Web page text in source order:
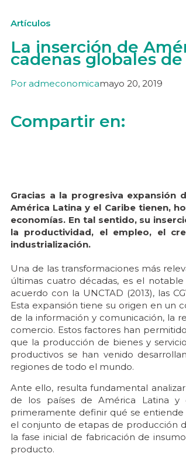
Artículos
La inserción de
cadenas globales
Por admeconomicamayo 20, 2019
Compartir en:
Gracias a la progresiva expansión
América Latina y el Caribe tienen,
economías. En tal sentido, su
la productividad, el empleo, el
industrialización.
Una de las transformaciones más
últimas cuatro décadas, es el
acuerdo con la UNCTAD (2013), las
Esta expansión tiene su origen en un
de la información y comunicación, la
comercio. Estos factores han
que la producción de bienes y
productivos se han venido
regiones de todo el mundo.
Ante ello, resulta fundamental
de los países de América Latina y
primeramente definir qué se entiende
el conjunto de etapas de producción
la fase inicial de fabricación de
producto.